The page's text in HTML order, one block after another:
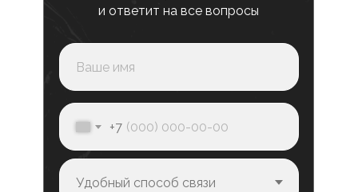
и ответит на все вопросы
+7